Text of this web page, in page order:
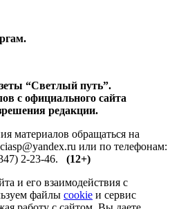
“Светлый путь”.
с официального сайта
редакции.
материалов обращаться на
или по телефонам:
2-23-46. (12+)
и его взаимодействия с
файлы cookie и сервис